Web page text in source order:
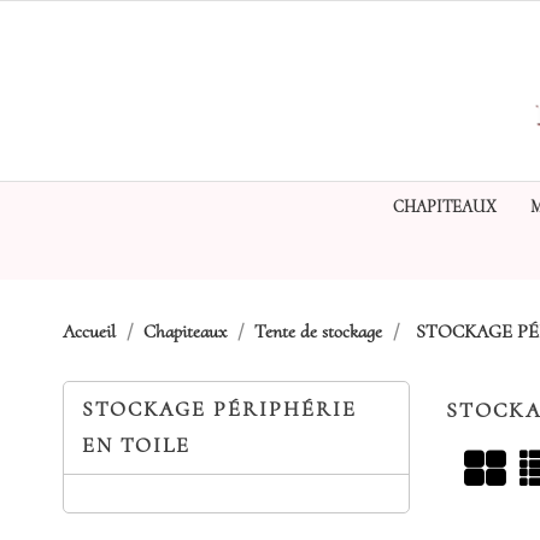
CHAPITEAUX
Accueil Chapiteaux Tente de stockage STOCKAGE
STOCKAGE PÉRIPHÉRIE
EN TOILE